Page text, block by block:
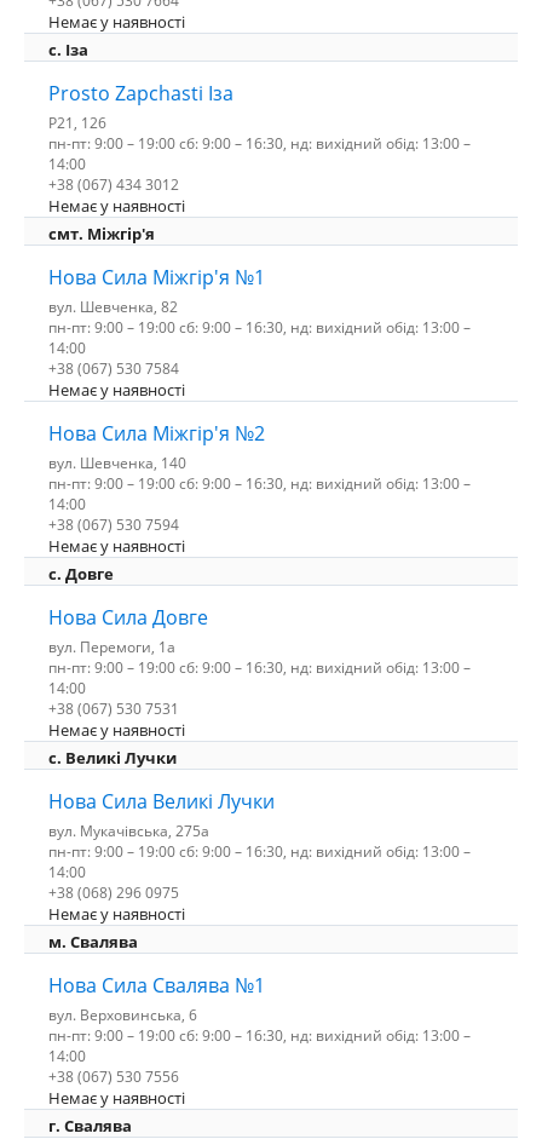
Немає у наявності
c. Іза
Prosto Zapchasti Іза
P21, 126
пн-пт: 9:00 – 19:00 сб: 9:00 – 16:30, нд: вихідний обід: 13:00 –
14:00
+38 (067) 434 3012
Немає у наявності
смт. Міжгір'я
Нова Сила Міжгір'я №1
вул. Шевченка, 82
пн-пт: 9:00 – 19:00 сб: 9:00 – 16:30, нд: вихідний обід: 13:00 –
14:00
+38 (067) 530 7584
Немає у наявності
Нова Сила Міжгір'я №2
вул. Шевченка, 140
пн-пт: 9:00 – 19:00 сб: 9:00 – 16:30, нд: вихідний обід: 13:00 –
14:00
+38 (067) 530 7594
Немає у наявності
с. Довге
Нова Сила Довге
вул. Перемоги, 1а
пн-пт: 9:00 – 19:00 сб: 9:00 – 16:30, нд: вихідний обід: 13:00 –
14:00
+38 (067) 530 7531
Немає у наявності
c. Великі Лучки
Нова Сила Великі Лучки
вул. Мукачівська, 275а
пн-пт: 9:00 – 19:00 сб: 9:00 – 16:30, нд: вихідний обід: 13:00 –
14:00
+38 (068) 296 0975
Немає у наявності
м. Свалява
Нова Сила Свалява №1
вул. Верховинська, 6
пн-пт: 9:00 – 19:00 сб: 9:00 – 16:30, нд: вихідний обід: 13:00 –
14:00
+38 (067) 530 7556
Немає у наявності
г. Свалява